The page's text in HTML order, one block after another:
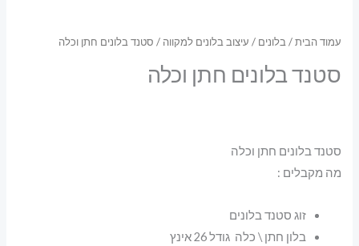
עמוד הבית/ בלונים / עיצוב בלונים למקווה / סטנד בלונים חתן וכלה
סטנד בלונים חתן וכלה
סטנד בלונים חתן וכלה
מה מקבלים :
זוג סטנד בלונים
בלון חתן \ כלה גודל 26 אינץ